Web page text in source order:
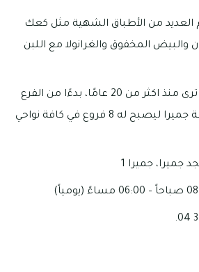
العديد من الأطباق الشهية مثل كعك
والبيض المخفوق والغرانولا مع اللبن
تمتد شهرة ذا لايم ترى منذ اكثر من 20 عامًا، بدءًا من الفرع
الرئيسي في منطقة جميرا ليصبح له 8 فروع في كافة نواحي
جميرا 1